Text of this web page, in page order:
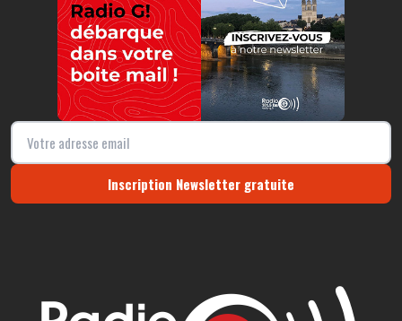
Inscription Newsletter gratuite